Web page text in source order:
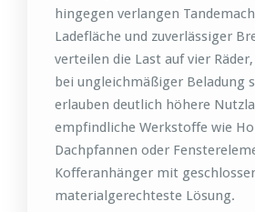
hingegen verlangen
Ladefläche und zuverlässiger
verteilen die Last auf vier
bei ungleichmäßiger Beladung
erlauben deutlich höhere
empfindliche Werkstoffe wie
Dachpfannen oder
Kofferanhänger mit
materialgerechteste Lösung.